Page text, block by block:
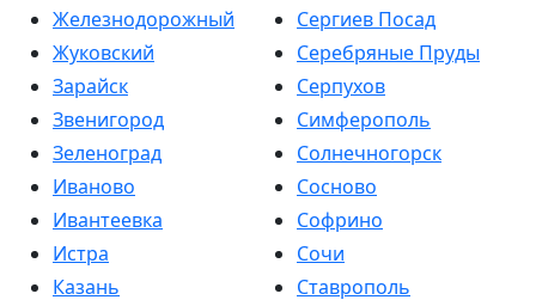
Железнодорожный
Жуковский
Зарайск
Звенигород
Зеленоград
Иваново
Ивантеевка
Истра
Казань
Сергиев Посад
Серебряные Пруды
Серпухов
Симферополь
Солнечногорск
Сосново
Софрино
Сочи
Ставрополь